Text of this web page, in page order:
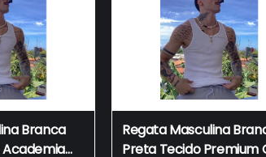
Branca
Academia
Regata Masculina
Preta Tecido Premium